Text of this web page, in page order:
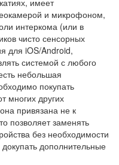
имеет
и микрофоном,
интеркома (или в
чисто сенсорных
для iOS/Android,
системой с любого
небольшая
покупать
многих других
привязана не к
позволяет заменять
без необходимости
дополнительные